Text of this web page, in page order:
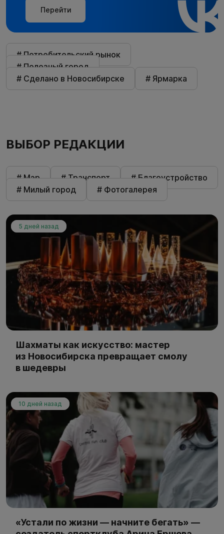
Перейти
# Потребительский рынок
# Полезный город
# Сделано в Новосибирске
# Ярмарка
ВЫБОР РЕДАКЦИИ
# Мэр # Транспорт
# Благоустройство
# Милый город
# Фотогалерея
5 дней назад
Шахматы как искусство: мастер
из Новосибирска превращает смолу
в шедевры
10 дней назад
«Устали по жизни — начните бегать» —